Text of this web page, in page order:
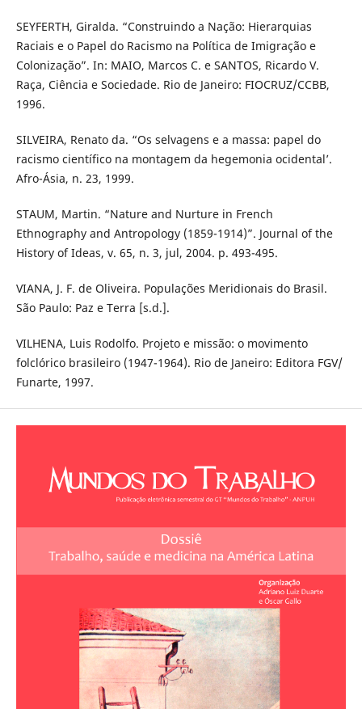
SEYFERTH, Giralda. “Construindo a Nação: Hierarquias
Raciais e o Papel do Racismo na Política de Imigração e
Colonização”. In: MAIO, Marcos C. e SANTOS, Ricardo V.
Raça, Ciência e Sociedade. Rio de Janeiro: FIOCRUZ/CCBB,
1996.
SILVEIRA, Renato da. “Os selvagens e a massa: papel do
racismo científico na montagem da hegemonia ocidental’.
Afro-Ásia, n. 23, 1999.
STAUM, Martin. “Nature and Nurture in French
Ethnography and Antropology (1859-1914)”. Journal of the
History of Ideas, v. 65, n. 3, jul, 2004. p. 493-495.
VIANA, J. F. de Oliveira. Populações Meridionais do Brasil.
São Paulo: Paz e Terra [s.d.].
VILHENA, Luis Rodolfo. Projeto e missão: o movimento
folclórico brasileiro (1947-1964). Rio de Janeiro: Editora FGV/
Funarte, 1997.